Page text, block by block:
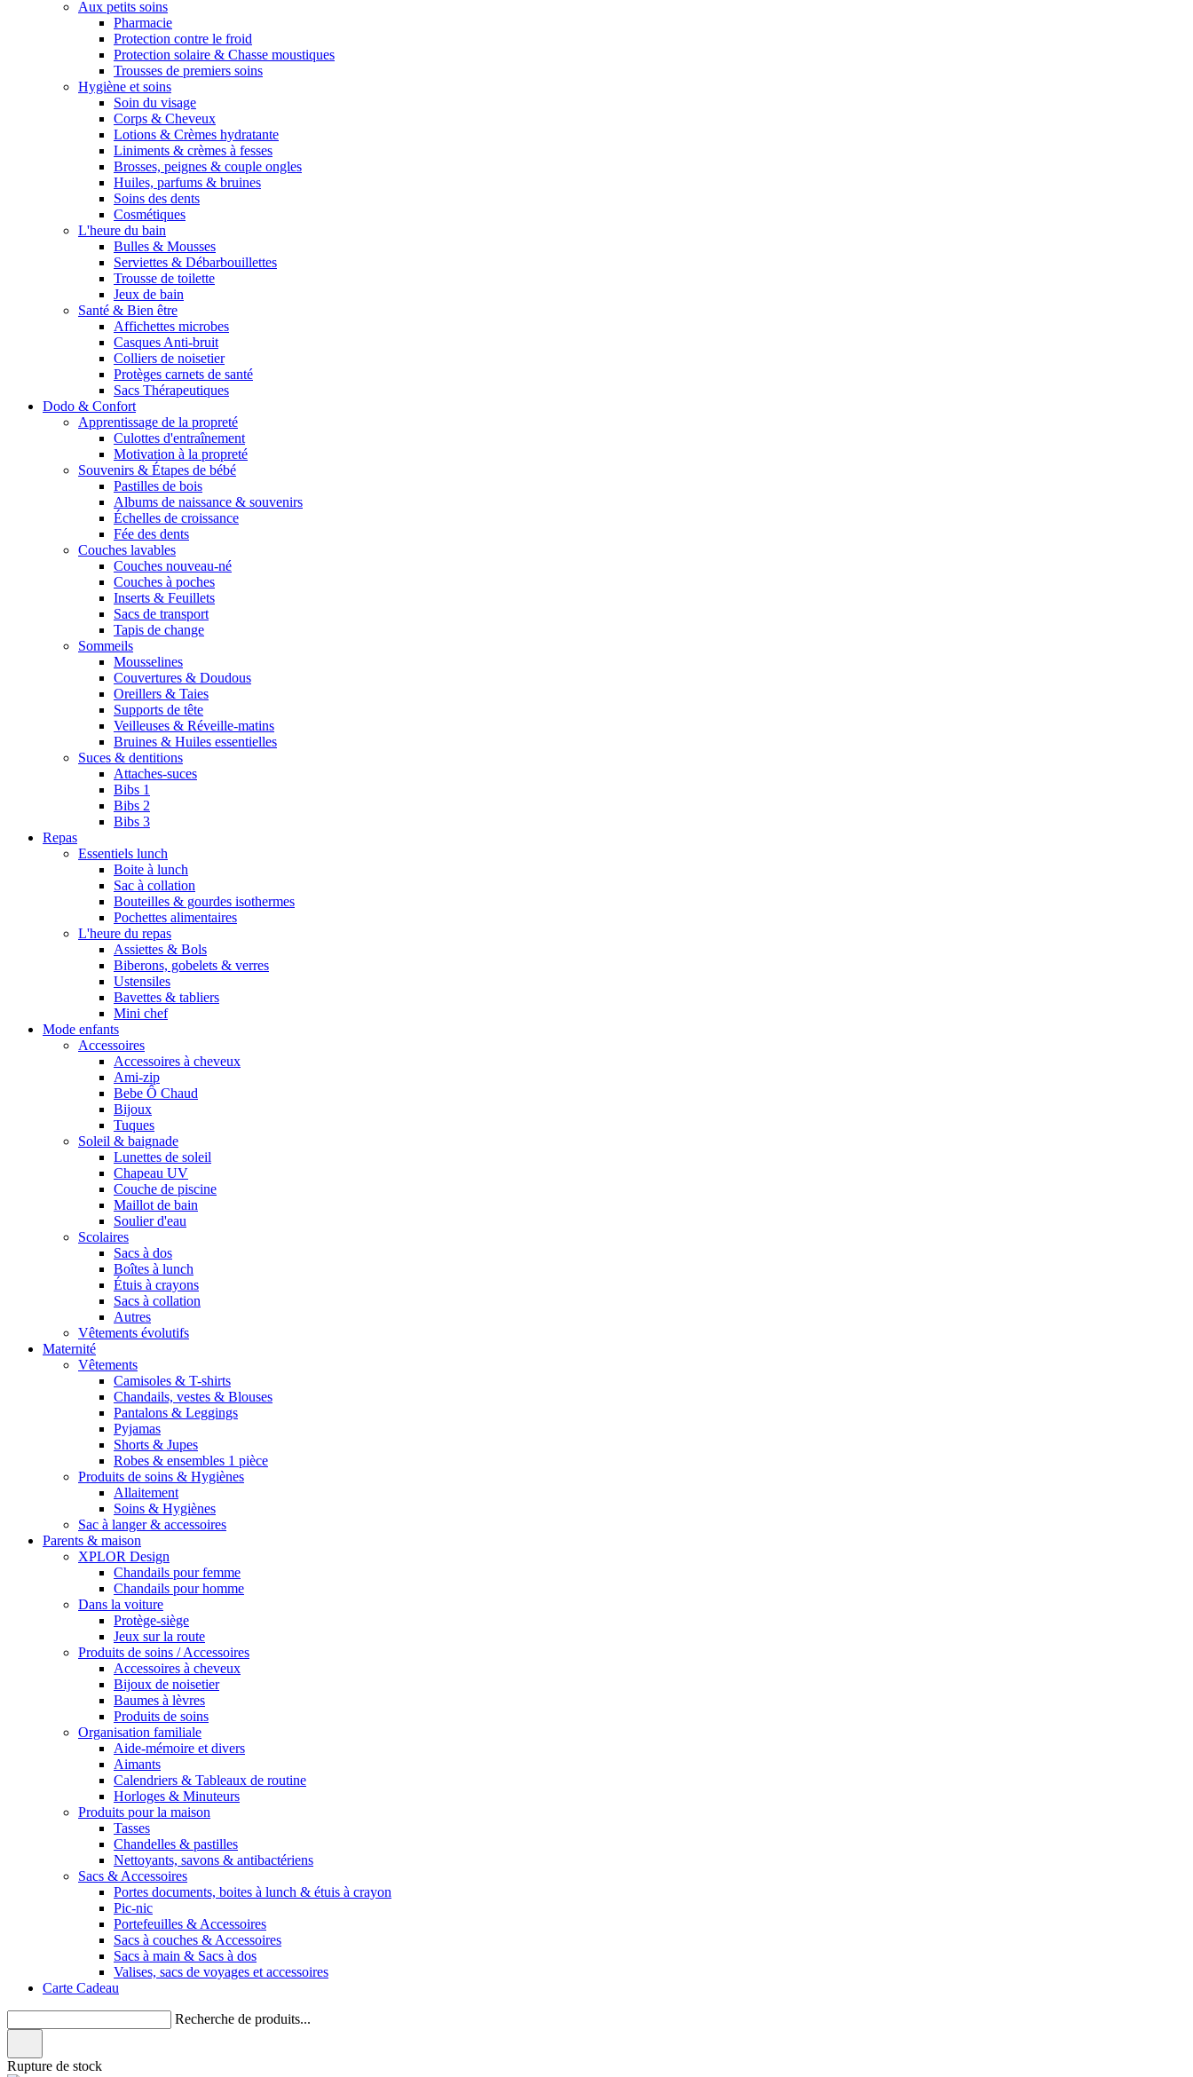
Aux petits soins
Pharmacie
Protection contre le froid
Protection solaire & Chasse moustiques
Trousses de premiers soins
Hygiène et soins
Soin du visage
Corps & Cheveux
Lotions & Crèmes hydratante
Liniments & crèmes à fesses
Brosses, peignes & couple ongles
Huiles, parfums & bruines
Soins des dents
Cosmétiques
L'heure du bain
Bulles & Mousses
Serviettes & Débarbouillettes
Trousse de toilette
Jeux de bain
Santé & Bien être
Affichettes microbes
Casques Anti-bruit
Colliers de noisetier
Protèges carnets de santé
Sacs Thérapeutiques
Dodo & Confort
Apprentissage de la propreté
Culottes d'entraînement
Motivation à la propreté
Souvenirs & Étapes de bébé
Pastilles de bois
Albums de naissance & souvenirs
Échelles de croissance
Fée des dents
Couches lavables
Couches nouveau-né
Couches à poches
Inserts & Feuillets
Sacs de transport
Tapis de change
Sommeils
Mousselines
Couvertures & Doudous
Oreillers & Taies
Supports de tête
Veilleuses & Réveille-matins
Bruines & Huiles essentielles
Suces & dentitions
Attaches-suces
Bibs 1
Bibs 2
Bibs 3
Repas
Essentiels lunch
Boite à lunch
Sac à collation
Bouteilles & gourdes isothermes
Pochettes alimentaires
L'heure du repas
Assiettes & Bols
Biberons, gobelets & verres
Ustensiles
Bavettes & tabliers
Mini chef
Mode enfants
Accessoires
Accessoires à cheveux
Ami-zip
Bebe Ô Chaud
Bijoux
Tuques
Soleil & baignade
Lunettes de soleil
Chapeau UV
Couche de piscine
Maillot de bain
Soulier d'eau
Scolaires
Sacs à dos
Boîtes à lunch
Étuis à crayons
Sacs à collation
Autres
Vêtements évolutifs
Maternité
Vêtements
Camisoles & T-shirts
Chandails, vestes & Blouses
Pantalons & Leggings
Pyjamas
Shorts & Jupes
Robes & ensembles 1 pièce
Produits de soins & Hygiènes
Allaitement
Soins & Hygiènes
Sac à langer & accessoires
Parents & maison
XPLOR Design
Chandails pour femme
Chandails pour homme
Dans la voiture
Protège-siège
Jeux sur la route
Produits de soins / Accessoires
Accessoires à cheveux
Bijoux de noisetier
Baumes à lèvres
Produits de soins
Organisation familiale
Aide-mémoire et divers
Aimants
Calendriers & Tableaux de routine
Horloges & Minuteurs
Produits pour la maison
Tasses
Chandelles & pastilles
Nettoyants, savons & antibactériens
Sacs & Accessoires
Portes documents, boites à lunch & étuis à crayon
Pic-nic
Portefeuilles & Accessoires
Sacs à couches & Accessoires
Sacs à main & Sacs à dos
Valises, sacs de voyages et accessoires
Carte Cadeau
Recherche de produits...
Rupture de stock